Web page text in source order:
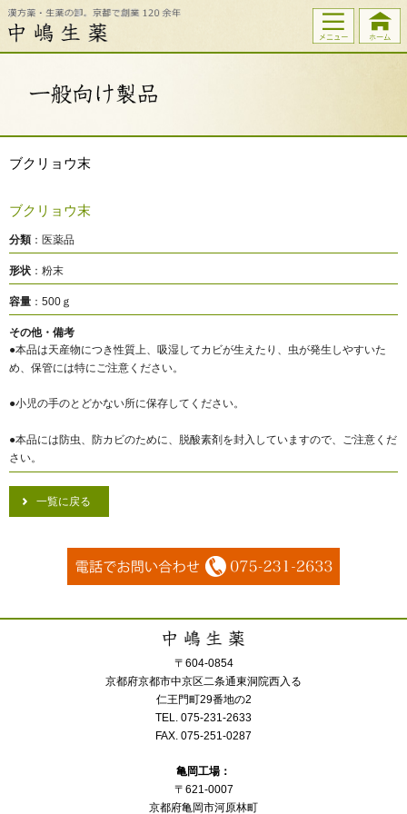
ブクリョウ末
ブクリョウ末
分類 ：医薬品
形状 ：粉末
容量 ：500ｇ
その他・備考
●本品は天産物につき性質上、吸湿してカビが生えたり、虫が発生しやすいた
め、保管には特にご注意ください。
●小児の手のとどかない所に保存してください。
●本品には防虫、防カビのために、脱酸素剤を封入していますので、ご注意くだ
さい。
一覧に戻る
〒604-0854
京都府京都市中京区二条通東洞院西入る
仁王門町29番地の2
TEL. 075-231-2633
FAX. 075-251-0287
亀岡工場：
〒621-0007
京都府亀岡市河原林町